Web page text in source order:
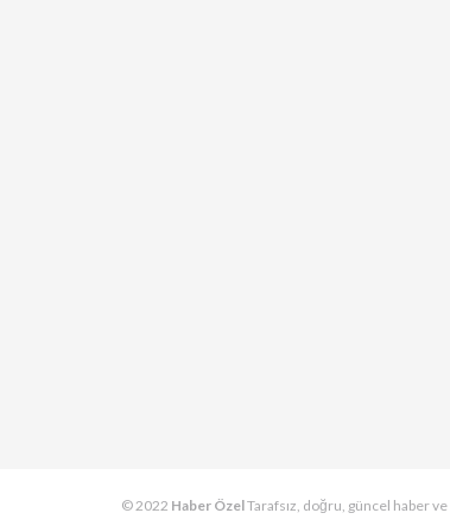
© 2022 Haber ÖzelTarafsız, doğru, güncel haber ve